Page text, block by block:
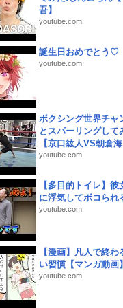
吾】
youtube.com
誕生日おめでとう♡
youtube.com
ボクシング世界チャ
とスパーリングして
【京口紘人VS朝倉
youtube.com
【多目的トイレ】彼
に浮気してボコられ
youtube.com
【漫画】凡人で終わ
い習慣【マンガ動画】
youtube.com